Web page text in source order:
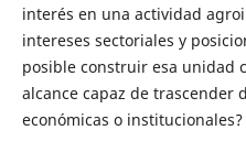
interés en una actividad
intereses sectoriales y
posible construir esa unidad
alcance capaz de trascender
económicas o institucionales?